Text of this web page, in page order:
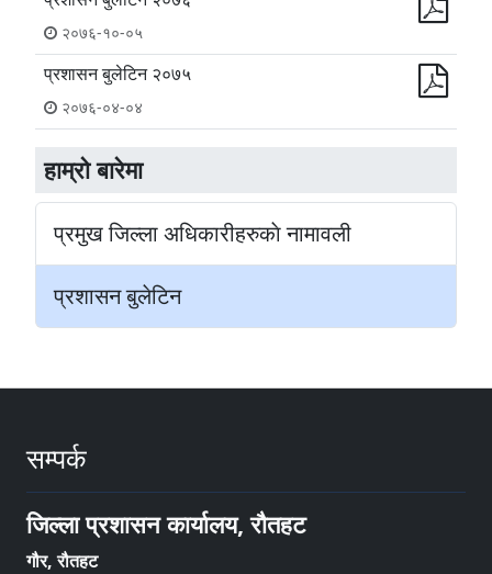
हाम्रो बारेमा
प्रमुख जिल्ला अधिकारीहरुकाे नामावली
प्रशासन बुलेटिन
२०७६-१०-०५
प्रशासन बुलेटिन २०७५
२०७६-०४-०४
सम्पर्क
जिल्ला प्रशासन कार्यालय, रौतहट
गौर, रौतहट